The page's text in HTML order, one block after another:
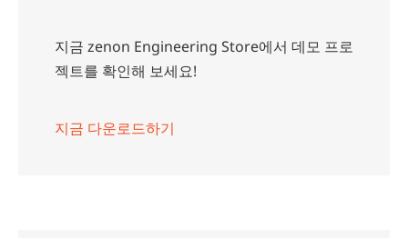
지금 zenon Engineering Store에서 데모 프로
젝트를 확인해 보세요!
지금 다운로드하기